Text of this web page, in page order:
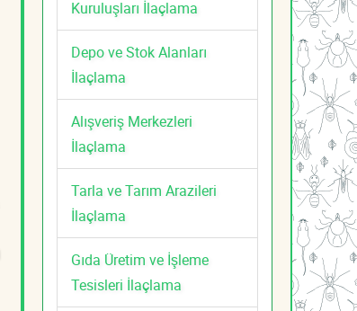
Kuruluşları İlaçlama
Depo ve Stok Alanları
İlaçlama
Alışveriş Merkezleri
İlaçlama
Tarla ve Tarım Arazileri
İlaçlama
Gıda Üretim ve İşleme
Tesisleri İlaçlama